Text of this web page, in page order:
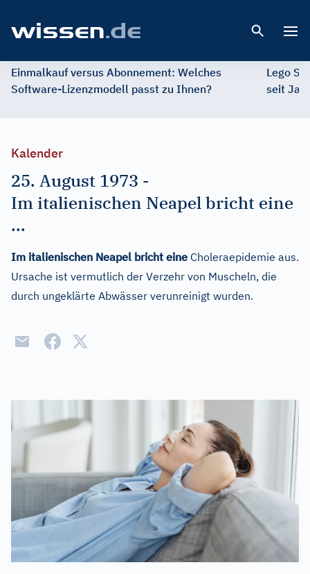
Einmalkauf versus Abonnement: Welches
Software-Lizenzmodell passt zu Ihnen?
Lego
seit
Kalender
25. August 1973 -
Im italienischen Neapel bricht eine
...
Im italienischen Neapel bricht eine Choleraepidemie aus.
Ursache ist vermutlich der Verzehr von Muscheln, die
durch ungeklärte Abwässer verunreinigt wurden.